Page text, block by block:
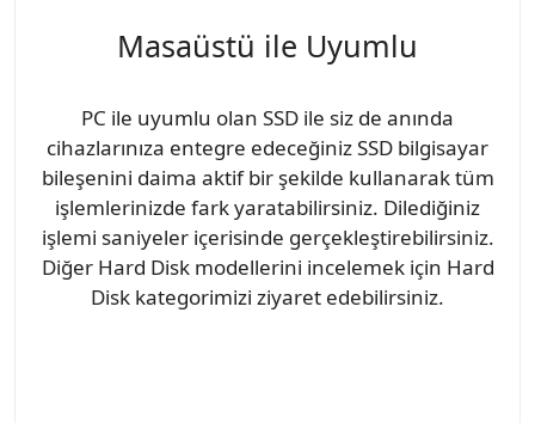
Masaüstü ile Uyumlu
PC ile uyumlu olan SSD ile siz de anında
cihazlarınıza entegre edeceğiniz SSD bilgisayar
bileşenini daima aktif bir şekilde kullanarak tüm
işlemlerinizde fark yaratabilirsiniz. Dilediğiniz
işlemi saniyeler içerisinde gerçekleştirebilirsiniz.
Diğer Hard Disk modellerini incelemek için Hard
Disk kategorimizi ziyaret edebilirsiniz.